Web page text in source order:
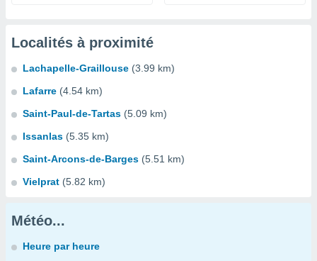
Localités à proximité
Lachapelle-Graillouse (3.99 km)
Lafarre (4.54 km)
Saint-Paul-de-Tartas (5.09 km)
Issanlas (5.35 km)
Saint-Arcons-de-Barges (5.51 km)
Vielprat (5.82 km)
Météo...
Heure par heure